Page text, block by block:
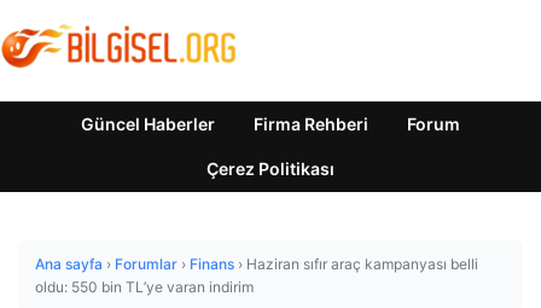
Güncel Haberler Firma Rehberi Forum
Çerez Politikası
Ana sayfa › Forumlar › Finans › Haziran sıfır araç kampanyası belli
oldu: 550 bin TL’ye varan indirim